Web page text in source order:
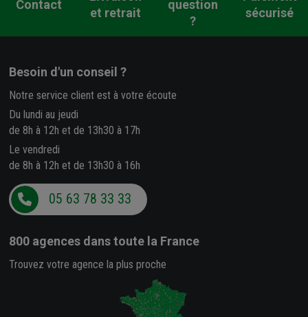
Contact
et retrait
question
?
sécurisé
Besoin d'un conseil ?
Notre service client est à votre écoute
Du lundi au jeudi
de 8h à 12h et de 13h30 à 17h
Le vendredi
de 8h à 12h et de 13h30 à 16h
05 63 78 33 33
800 agences dans toute la France
Trouvez votre agence la plus proche